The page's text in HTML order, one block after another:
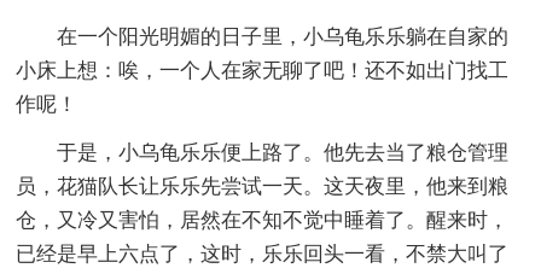
在一个阳光明媚的日子里，小乌龟乐乐躺在自家的
小床上想：唉，一个人在家无聊了吧！还不如出门找工
作呢！
于是，小乌龟乐乐便上路了。他先去当了粮仓管理
员，花猫队长让乐乐先尝试一天。这天夜里，他来到粮
仓，又冷又害怕，居然在不知不觉中睡着了。醒来时，
已经是早上六点了，这时，乐乐回头一看，不禁大叫了